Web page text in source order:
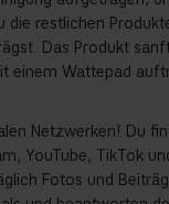
die restlichen
Das Produkt
einem Wattepad
Netzwerken! Du
YouTube, TikTok
Fotos und